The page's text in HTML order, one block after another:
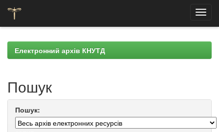
navigationЕлектронний архів КНУТД
Пошук
Пошук: